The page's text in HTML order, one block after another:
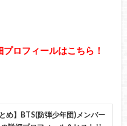
ロフィールはこちら！
とめ】BTS(防弾少年団)メンバー